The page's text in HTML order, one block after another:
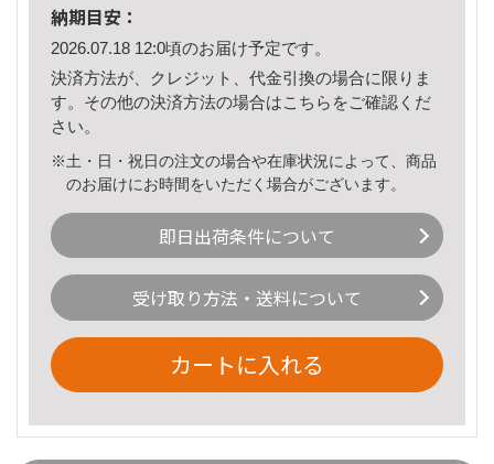
納期目安：
2026.07.18 12:0頃のお届け予定です。
決済方法が、クレジット、代金引換の場合に限りま
す。その他の決済方法の場合はこちら をご確認くだ
さい。
※土・日・祝日の注文の場合や在庫状況によって、商品
のお届けにお時間をいただく場合がございます。
即日出荷条件について
受け取り方法・送料について
カートに入れる